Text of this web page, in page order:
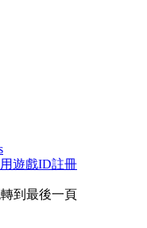
遊戲ID註冊
到最後一頁